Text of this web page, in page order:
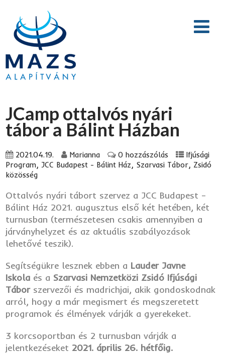
JCamp ottalvós nyári
tábor a Bálint Házban
2021.04.19. Marianna 0 hozzászólás
Ifjúsági
Program,JCC Budapest - Bálint Ház, Szarvasi Tábor, Zsidó
közösség
Ottalvós nyári tábort szervez a JCC Budapest –
Bálint Ház 2021. augusztus első két hetében, két
turnusban (természetesen csakis amennyiben a
járványhelyzet és az aktuális szabályozások
lehetővé teszik).
Segítségükre lesznek ebben a Lauder Javne
Iskola és a Szarvasi Nemzetközi Zsidó Ifjúsági
Táborszervezői és madrichjai, akik gondoskodnak
arról, hogy a már megismert és megszeretett
programok és élmények várják a gyerekeket.
3 korcsoportban és 2 turnusban várják a
jelentkezéseket 2021. április 26. hétfőig.